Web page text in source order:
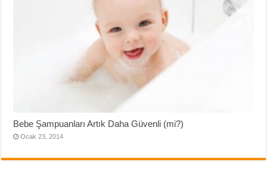
Bebe Şampuanları Artık Daha Güvenli (mi?)
Ocak 23, 2014